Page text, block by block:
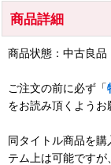
商品詳細
商品状態：中古良品
ご注文の前に必ず「
をお読み頂くようお
同タイトル商品を
テム上は可能です